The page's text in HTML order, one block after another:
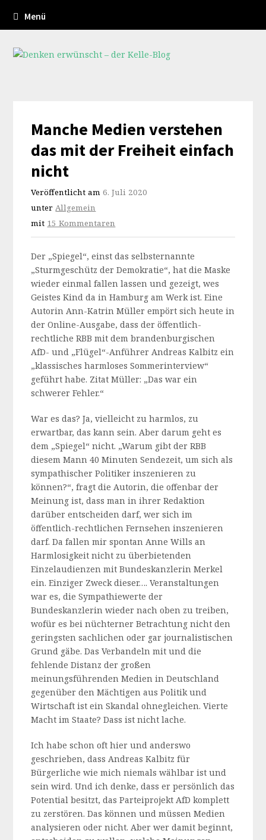
Menü
Manche Medien verstehen
das mit der Freiheit einfach
nicht
Veröffentlicht am6. Juli 2020
unterAllgemein
mit 15 Kommentaren
Der „Spiegel“, einst das selbsternannte
„Sturmgeschütz der Demokratie“, hat die Maske
wieder einmal fallen lassen und gezeigt, wes
Geistes Kind da in Hamburg am Werk ist. Eine
Autorin Ann-Katrin Müller empört sich heute in
der Online-Ausgabe, dass der öffentlich-
rechtliche RBB mit dem brandenburgischen
AfD- und „Flügel“-Anführer Andreas Kalbitz ein
„klassisches harmloses Sommerinterview“
geführt habe. Zitat Müller: „Das war ein
schwerer Fehler.“
War es das? Ja, vielleicht zu harmlos, zu
erwartbar, das kann sein. Aber darum geht es
dem „Spiegel“ nicht. „Warum gibt der RBB
diesem Mann 40 Minuten Sendezeit, um sich als
sympathischer Politiker inszenieren zu
können?“, fragt die Autorin, die offenbar der
Meinung ist, dass man in ihrer Redaktion
darüber entscheiden darf, wer sich im
öffentlich-rechtlichen Fernsehen inszenieren
darf. Da fallen mir spontan Anne Wills an
Harmlosigkeit nicht zu überbietenden
Einzelaudienzen mit Bundeskanzlerin Merkel
ein. Einziger Zweck dieser…. Veranstaltungen
war es, die Sympathiewerte der
Bundeskanzlerin wieder nach oben zu treiben,
wofür es bei nüchterner Betrachtung nicht den
geringsten sachlichen oder gar journalistischen
Grund gäbe. Das Verbandeln mit und die
fehlende Distanz der großen
meinungsführenden Medien in Deutschland
gegenüber den Mächtigen aus Politik und
Wirtschaft ist ein Skandal ohnegleichen. Vierte
Macht im Staate? Dass ist nicht lache.
Ich habe schon oft hier und anderswo
geschrieben, dass Andreas Kalbitz für
Bürgerliche wie mich niemals wählbar ist und
sein wird. Und ich denke, dass er persönlich das
Potential besitzt, das Parteiprojekt AfD komplett
zu zerstören. Das können und müssen Medien
analysieren oder nicht. Aber wer damit beginnt,